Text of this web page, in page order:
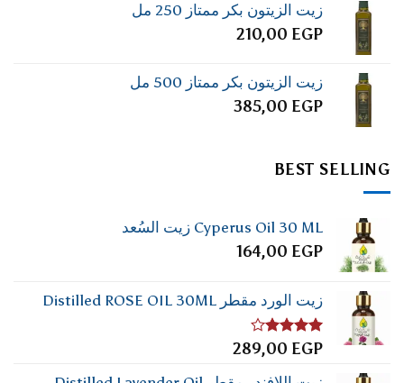
زيت الزيتون بكر ممتاز 250 مل
210,00 EGP
زيت الزيتون بكر ممتاز 500 مل
385,00 EGP
BEST SELLING
Cyperus Oil 30 ML زيت السُعد
164,00 EGP
زيت الورد مقطر Distilled ROSE OIL 30ML
تم
من
289,00 EGP